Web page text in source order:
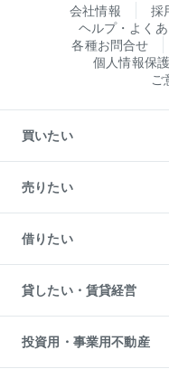
会社情報 採
ヘルプ・よく
各種お問合せ
個人情報保
ご
買いたい
新築・分譲マンションの購入
中古マンションの購入
一戸建ての購入
中古一戸建ての購入
不動産購入の流れ
注目キーワード物件特集
購入ガイド
English 繁体中文簡体中文
売りたい
一戸建ての売却・査定
土地の売却・査定
スピードAI査定
不動産査定について
不動産売却の流れ
不動産買換えの流れ
売却ガイド
借りたい
オフィス・店舗の賃貸
借りるときの流れ
借りるガイド
貸したい・賃貸経営
マンション賃料データ
賃貸管理プラン
投資用・事業用不動産